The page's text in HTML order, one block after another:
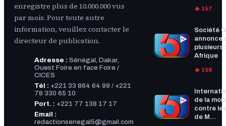
enregistre plus de 10.000.000 vus
par mois. Pour toute autre
information, veuillez contacter le
directeur de publication.
Adresse : Sénégal, Dakar,
Ouest Foire en face Foire /
CICES
Tél : +221 33 864 64 99 / +221
78 330 65 10
Port. : +221 77 138 17 17
Email :
redactionsenegal5@gmail.com
🔥 157
Société
annonce
plusieurs
Afrique
🔥 158
de la
contre
de M...